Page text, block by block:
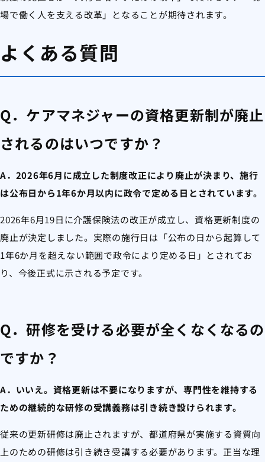
場で働く人を支える改革」となることが期待されます。
よくある質問
Q．ケアマネジャーの資格更新制が廃止
されるのはいつですか？
A．2026年6月に成立した制度改正により廃止が決まり、施行
は公布日から1年6か月以内に政令で定める日とされています。
2026年6月19日に介護保険法の改正が成立し、資格更新制度の
廃止が決定しました。実際の施行日は「公布の日から起算して
1年6か月を超えない範囲で政令により定める日」とされてお
り、今後正式に示される予定です。
Q．研修を受ける必要が全くなくなるの
ですか？
A．いいえ。資格更新は不要になりますが、専門性を維持する
ための継続的な研修の受講義務は引き続き設けられます。
従来の更新研修は廃止されますが、都道府県が実施する資質向
上のための研修は引き続き受講する必要があります。正当な理